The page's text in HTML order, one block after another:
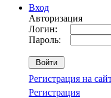
Вход
Авторизация
Логин:
Пароль:
Регистрация на
Регистрация